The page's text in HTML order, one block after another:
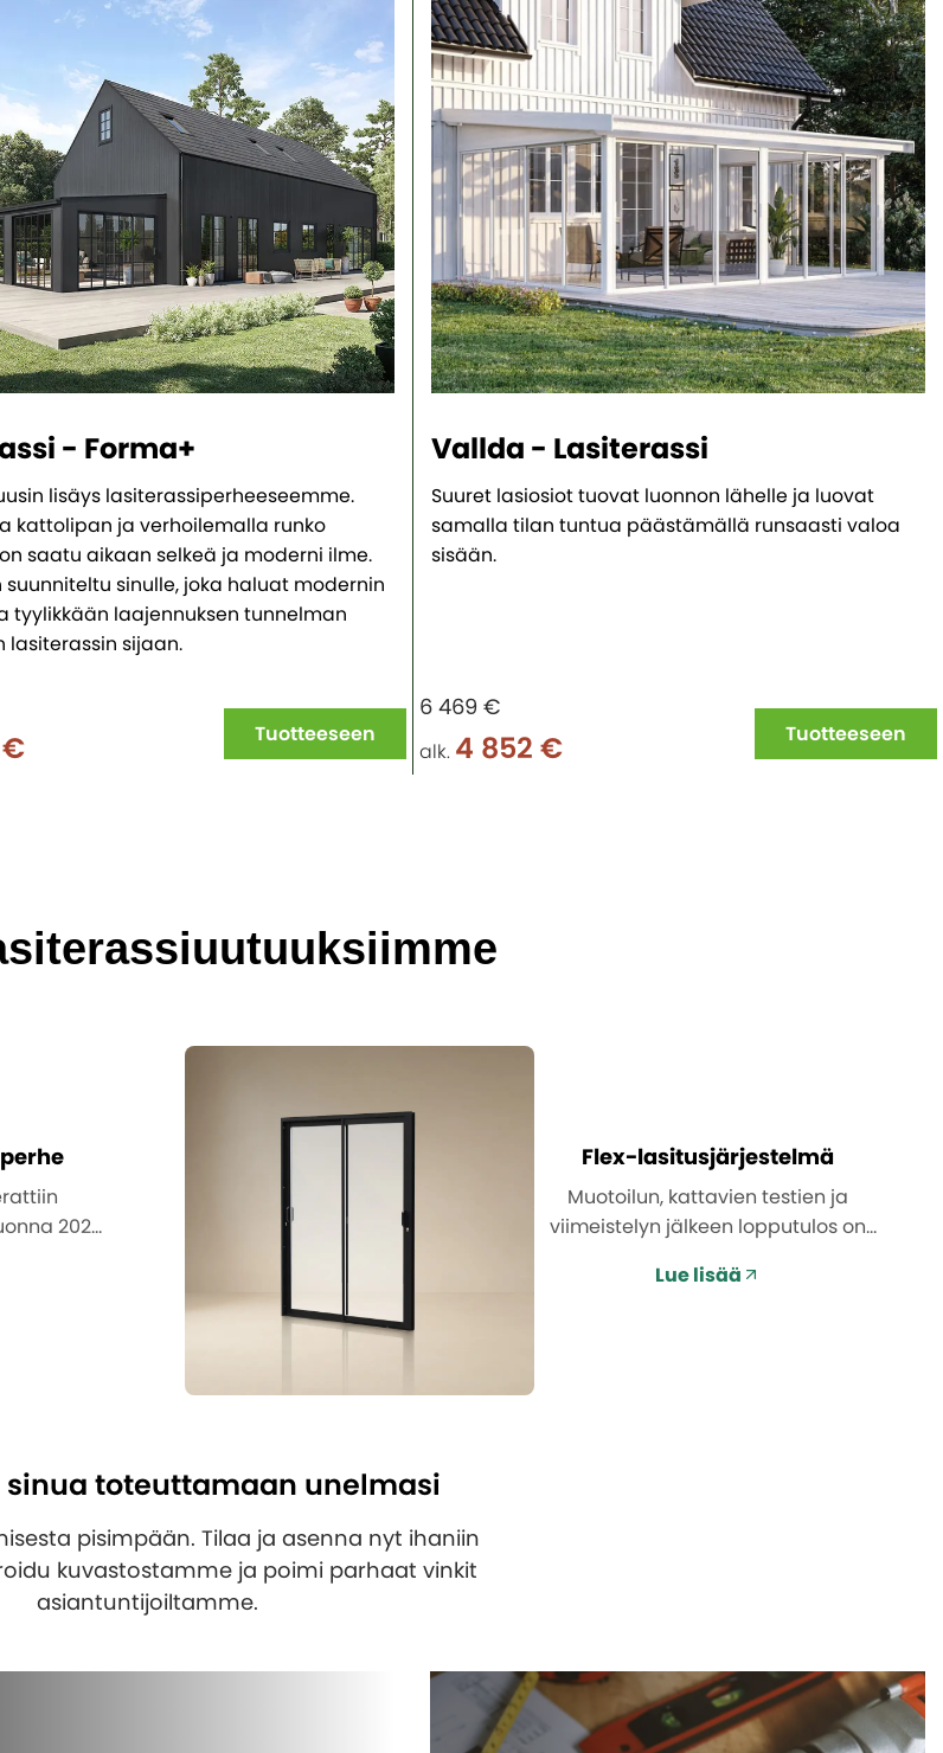
- Forma+
lisäys lasiterassiperheeseemme.
kattolipan ja verhoilemalla runko
saatu aikaan selkeä ja moderni ilme.
suunniteltu sinulle, joka haluat modernin
tyylikkään laajennuksen tunnelman
lasiterassin sijaan.
€ Tuotteeseen
Vallda - Lasiterassi
Suuret lasiosiot tuovat luonnon lähelle ja luovat
samalla tilan tuntua päästämällä runsaasti valoa
sisään.
6 469 €
alk. 4 852 € Tuotteeseen
2026
Flex-lasitusjärjestelmä
Muotoilun, kattavien testien ja
viimeistelyn jälkeen lopputulos on
Lue lisää
toteuttamaan unelmasi
pisimpään. Tilaa ja asenna nyt ihaniin
kuvastostamme ja poimi parhaat vinkit
asiantuntijoiltamme.